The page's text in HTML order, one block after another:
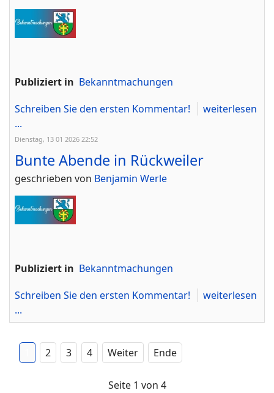
Publiziert in Bekanntmachungen
Schreiben Sie den ersten Kommentar!
weiterlesen
...
Dienstag, 13 01 2026 22:52
Bunte Abende in Rückweiler
geschrieben von Benjamin Werle
Publiziert in Bekanntmachungen
Schreiben Sie den ersten Kommentar!
weiterlesen
...
2 3 4 Weiter Ende
Seite 1 von 4